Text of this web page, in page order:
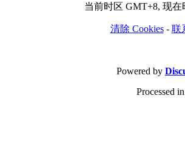
当前时区 GMT+8, 现在
清除 Cookies- 联
Powered by
Processed